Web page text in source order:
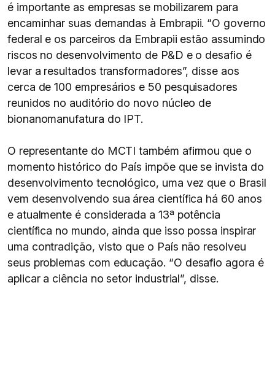
é importante as empresas se mobilizarem para
encaminhar suas demandas à Embrapii. “O governo
federal e os parceiros da Embrapii estão assumindo
riscos no desenvolvimento de P&D e o desafio é
levar a resultados transformadores”, disse aos
cerca de 100 empresários e 50 pesquisadores
reunidos no auditório do novo núcleo de
bionanomanufatura do IPT.
O representante do MCTI também afirmou que o
momento histórico do País impõe que se invista do
desenvolvimento tecnológico, uma vez que o Brasil
vem desenvolvendo sua área científica há 60 anos
e atualmente é considerada a 13ª potência
científica no mundo, ainda que isso possa inspirar
uma contradição, visto que o País não resolveu
seus problemas com educação. “O desafio agora é
aplicar a ciência no setor industrial”, disse.